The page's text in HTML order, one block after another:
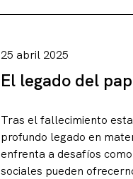
25 abril 2025
El legado del
Tras el fallecimiento
profundo legado en
enfrenta a desafíos
sociales pueden